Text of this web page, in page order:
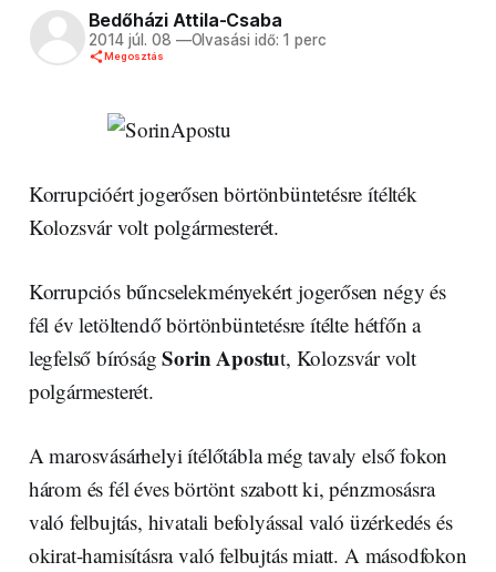
Bedőházi Attila-Csaba
2014 júl. 08 —Olvasási idő: 1 perc
Megosztás
Korrupcióért jogerősen börtönbüntetésre ítélték
Kolozsvár volt polgármesterét.
Korrupciós bűncselekményekért jogerősen négy és
fél év letöltendő börtönbüntetésre ítélte hétfőn a
legfelső bíróságSorin Apostut, Kolozsvár volt
polgármesterét.
A marosvásárhelyi ítélőtábla még tavaly első fokon
három és fél éves börtönt szabott ki, pénzmosásra
való felbujtás, hivatali befolyással való üzérkedés és
okirat-hamisításra való felbujtás miatt. A másodfokon